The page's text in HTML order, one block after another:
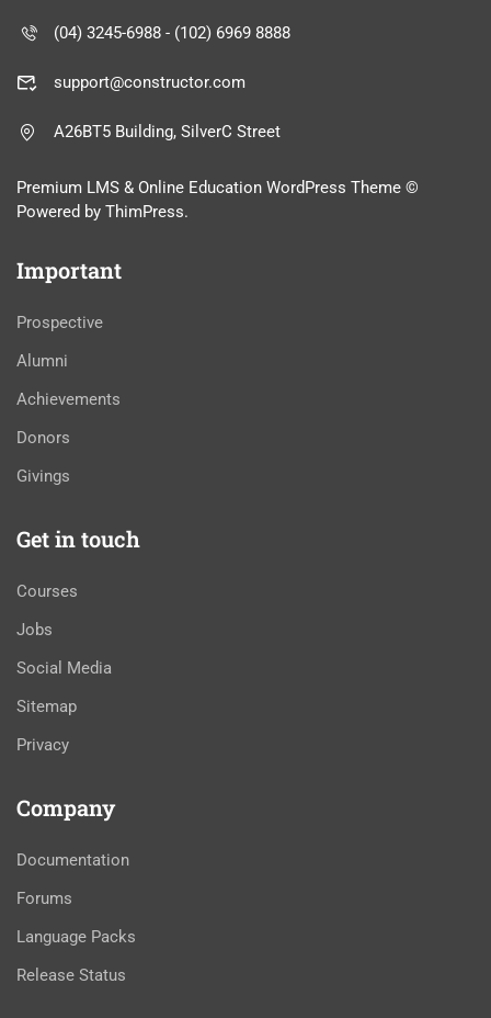
(04) 3245-6988 - (102) 6969 8888
support@constructor.com
A26BT5 Building, SilverC Street
Premium LMS & Online Education WordPress Theme ©
Powered by ThimPress.
Important
Prospective
Alumni
Achievements
Donors
Givings
Get in touch
Courses
Jobs
Social Media
Sitemap
Privacy
Company
Documentation
Forums
Language Packs
Release Status